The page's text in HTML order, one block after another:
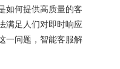
如何提供高质量的客
满足人们对即时响应
一问题，智能客服解